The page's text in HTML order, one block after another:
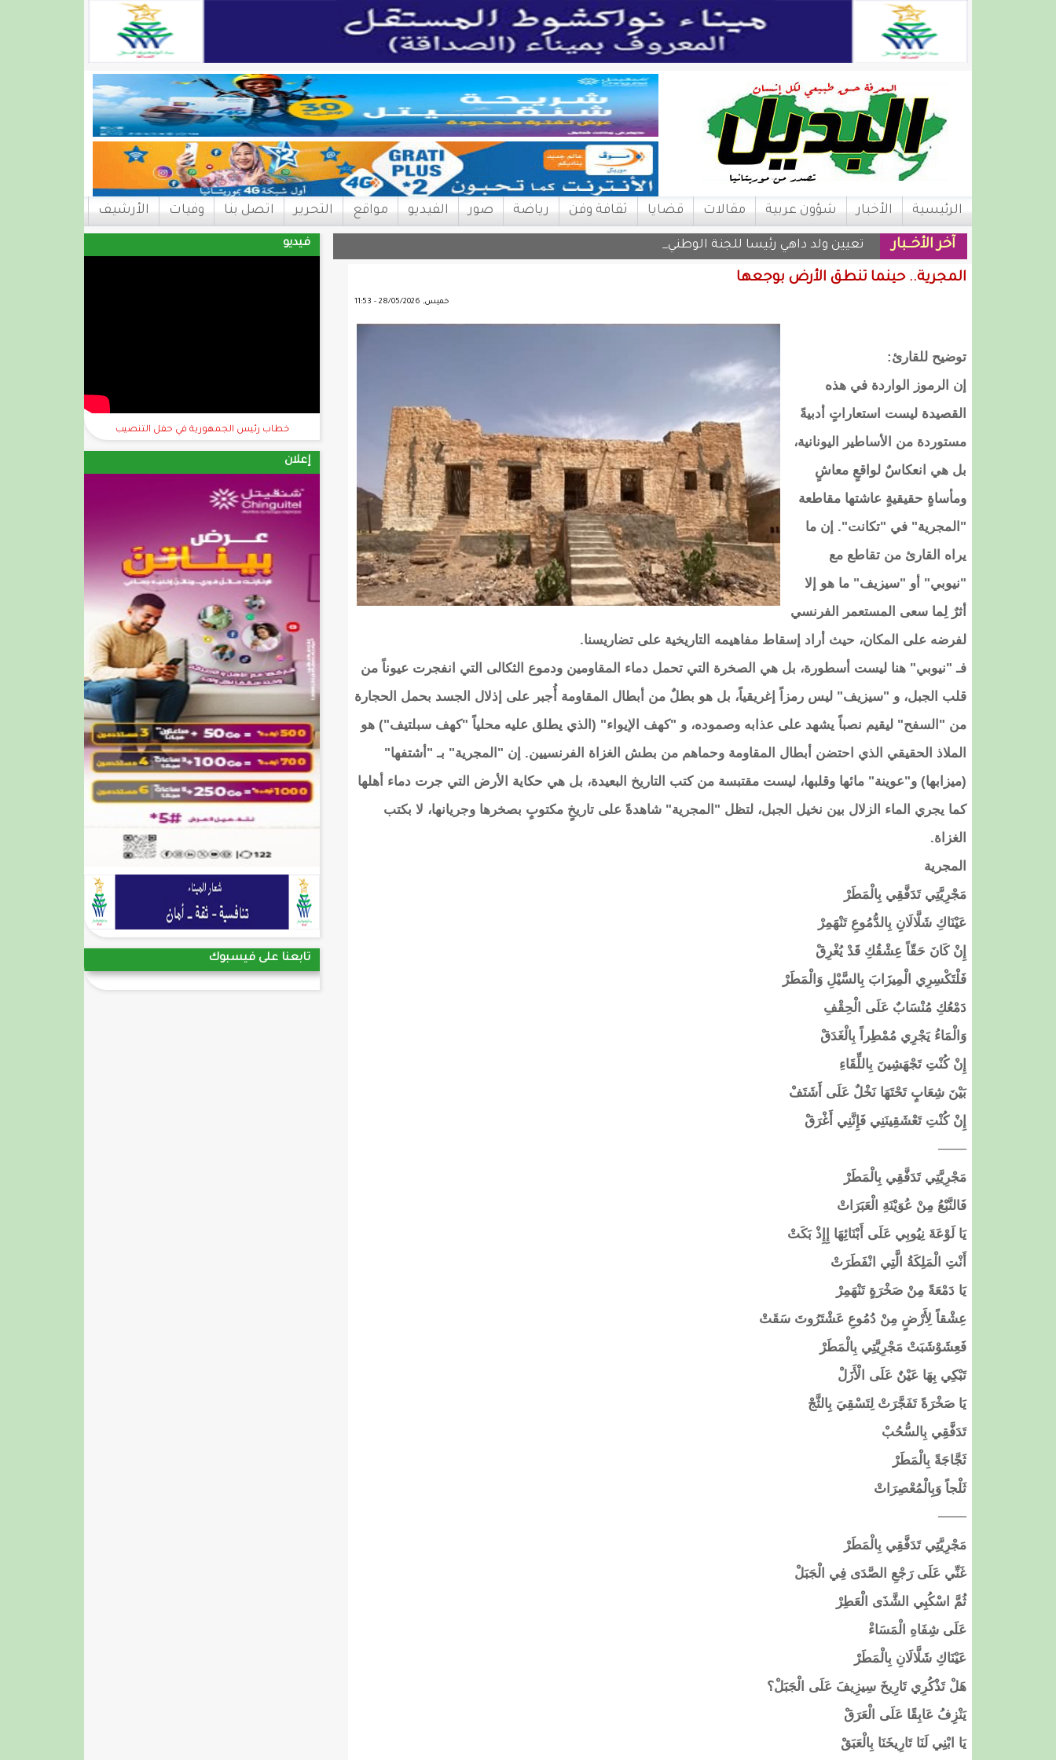
الرئيسية الأخبار شؤون عربية مقالات قضايا ثقافة وفن رياضة صور الفيديو مواقع التحرير اتصل بنا وفيات الأرشيف
فيديو
خطاب رئيس الجمهورية في حفل التنصيب
إعلان
تابعنا على فيسبوك
آخر الأخــبار تعيين ولد داهي رئيسا للجنة الوطنية لحقوق الإ |
المجرية.. حينما تنطق الأرض بوجعها
خميس, 28/05/2026 - 11:53
​توضيح للقارئ:
إن الرموز الواردة في هذه
القصيدة ليست استعاراتٍ أدبيةً
مستوردة من الأساطير اليونانية،
بل هي انعكاسٌ لواقعٍ معاشٍ
ومأساةٍ حقيقيةٍ عاشتها مقاطعة
"المجرية" في "تكانت". إن ما
يراه القارئ من تقاطع مع
"نيوبي" أو "سيزيف" ما هو إلا
أثرٌ لِما سعى المستعمر الفرنسي
لفرضه على المكان، حيث أراد إسقاط مفاهيمه التاريخية على تضاريسنا.
​فـ "نيوبي" هنا ليست أسطورة، بل هي الصخرة التي تحمل دماء المقاومين ودموع الثكالى التي انفجرت عيوناً من
قلب الجبل، و "سيزيف" ليس رمزاً إغريقياً، بل هو بطلٌ من أبطال المقاومة أُجبر على إذلال الجسد بحمل الحجارة
من "السفح" ليقيم نصباً يشهد على عذابه وصموده، و "كهف الإيواء" (الذي يطلق عليه محلياً "كهف سبلتيف") هو
الملاذ الحقيقي الذي احتضن أبطال المقاومة وحماهم من بطش الغزاة الفرنسيين. إن "المجرية" بـ "أشتفها"
(ميزابها) و"عوينة" مائها وقلبها، ليست مقتبسة من كتب التاريخ البعيدة، بل هي حكاية الأرض التي جرت دماء أهلها
كما يجري الماء الزلال بين نخيل الجبل، لتظل "المجرية" شاهدةً على تاريخٍ مكتوبٍ بصخرها وجريانها، لا بكتب
الغزاة.
​المجرية
​مَجْرِيَّتِي تَدَفَّقِي بِالْمَطَرْ
​عَيْنَاكِ شَلَّالَانِ بِالدُّمُوعِ تَنْهَمِرْ
​إِنْ كَانَ حَقّاً عِشْقُكِ قَدْ يُغْرِقْ
​فَلْتَكْسِرِي الْمِيزَابَ بِالسَّيْلِ وَالْمَطَرْ
​دَمْعُكِ مُنْسَابٌ عَلَى الْحِقْفِ
​وَالْمَاءُ يَجْرِي مُمْطِراً بِالْغَدَقْ
​إِنْ كُنْتِ تَجْهَشِينَ بِاللِّقَاءِ
​بَيْنَ شِعَابٍ تَحْتَهَا نَخْلٌ عَلَى أَشَتَفْ
​إِنْ كُنْتِ تَعْشَقِينَنِي فَإِنَّنِي أَغْرَقْ
​───
​مَجْرِيَّتِي تَدَفَّقِي بِالْمَطَرْ
​فَالنَّبْعُ مِنْ عُوَيْنَةِ الْعَبَرَاتْ
​يَا لَوْعَةَ نِيُوبِي عَلَى أَبْنَائِهَا إِإِذْ بَكَتْ
​أَنْتِ الْمَلِكَةُ الَّتِي انْفَطَرَتْ
​يَا دَمْعَةً مِنْ صَخْرَةٍ تَنْهَمِرْ
​عِشْقاً لِأَرْضٍ مِنْ دُمُوعِ عَشْتَرُوتَ سَقَتْ
​فَعِشَوْشَبَتْ مَجْرِيَّتِي بِالْمَطَرْ
​تَبْكِي بِهَا عَيْنٌ عَلَى الْأَزَلْ
​يَا صَخْرَةً تَفَجَّرَتْ لِتَسْقِيَ بِالثَّجْ
​تَدَفَّقِي بِالسُّحُبْ
​ثَجَّاجَةً بِالْمَطَرْ
​ثَلْجاً وَبِالْمُعْصِرَاتْ
​───
​مَجْرِيَّتِي تَدَفَّقِي بِالْمَطَرْ
​غَنِّي عَلَى رَجْعِ الصَّدَى فِي الْجَبَلْ
​ثُمَّ اسْكُبِي الشَّذَى الْعَطِرْ
​عَلَى شِفَاهِ الْمَسَاءْ
​عَيْنَاكِ شَلَّالَانِ بِالْمَطَرْ
​هَلْ تَذْكُرِي تَارِيخَ سِيزِيفَ عَلَى الْجَبَلْ؟
​يَنْزِفُ عَابِقًا عَلَى الْعَرَقْ
​يَا ابْنِي لَنَا تَارِيخَنَا بِالْعَبَقْ